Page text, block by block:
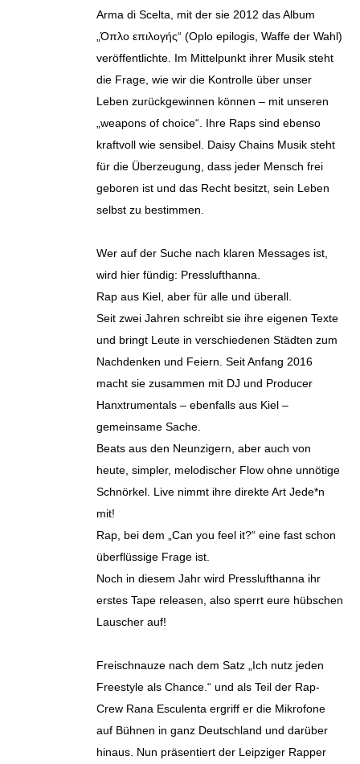
Arma di Scelta, mit der sie 2012 das Album
„Όπλο επιλογής“ (Oplo epilogis, Waffe der Wahl)
veröffentlichte. Im Mittelpunkt ihrer Musik steht
die Frage, wie wir die Kontrolle über unser
Leben zurückgewinnen können – mit unseren
„weapons of choice“. Ihre Raps sind ebenso
kraftvoll wie sensibel. Daisy Chains Musik steht
für die Überzeugung, dass jeder Mensch frei
geboren ist und das Recht besitzt, sein Leben
selbst zu bestimmen.
Wer auf der Suche nach klaren Messages ist,
wird hier fündig: Presslufthanna.
Rap aus Kiel, aber für alle und überall.
Seit zwei Jahren schreibt sie ihre eigenen Texte
und bringt Leute in verschiedenen Städten zum
Nachdenken und Feiern. Seit Anfang 2016
macht sie zusammen mit DJ und Producer
Hanxtrumentals – ebenfalls aus Kiel –
gemeinsame Sache.
Beats aus den Neunzigern, aber auch von
heute, simpler, melodischer Flow ohne unnötige
Schnörkel. Live nimmt ihre direkte Art Jede*n
mit!
Rap, bei dem „Can you feel it?“ eine fast schon
überflüssige Frage ist.
Noch in diesem Jahr wird Presslufthanna ihr
erstes Tape releasen, also sperrt eure hübschen
Lauscher auf!
Freischnauze nach dem Satz „Ich nutz jeden
Freestyle als Chance.“ und als Teil der Rap-
Crew Rana Esculenta ergriff er die Mikrofone
auf Bühnen in ganz Deutschland und darüber
hinaus. Nun präsentiert der Leipziger Rapper